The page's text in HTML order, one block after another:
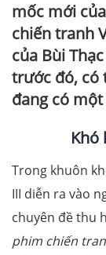
mốc mới
chiến tranh
của Bùi
trước đó, có
đang có
Khó
Trong khuôn
III diễn ra vào
chuyên đề thu
phim chiến